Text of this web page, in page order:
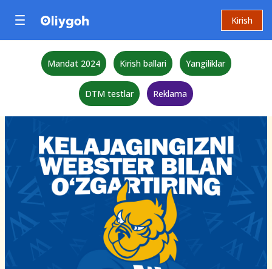
Kirish
Mandat 2024 Kirish ballari Yangiliklar
DTM testlar Reklama